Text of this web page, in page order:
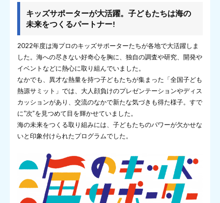
キッズサポーターが大活躍。子どもたちは海の
未来をつくるパートナー!
2022年度は海プロのキッズサポーターたちが各地で大活躍しま
した。海への尽きない好奇心を胸に、独自の調査や研究、開発や
イベントなどに熱心に取り組んでいました。
なかでも、異才な熱量を持つ子どもたちが集まった「全国子ども
熱源サミット」では、大人顔負けのプレゼンテーションやディス
カッションがあり、交流のなかで新たな気づきも得た様子。すで
に“次”を見つめて目を輝かせていました。
海の未来をつくる取り組みには、子どもたちのパワーが欠かせな
いと印象付けられたプログラムでした。